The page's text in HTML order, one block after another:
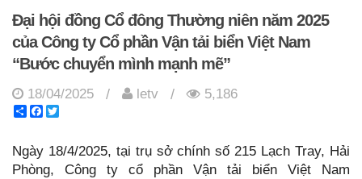
Đại hội đồng Cổ đông Thường niên năm 2025
của Công ty Cổ phần Vận tải biển Việt Nam
“Bước chuyển mình mạnh mẽ”
18/04/2025 / letv /
5,186
ShareFacebook
Ngày 18/4/2025, tại trụ sở chính số 215 Lạch Tray, Hải
Phòng, Công ty cổ phần Vận tải biển Việt Nam